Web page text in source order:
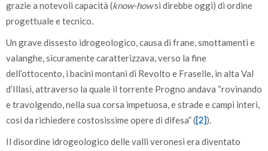
grazie a notevoli capacità (know-howsi direbbe oggi) di ordine
progettuale e tecnico.
Un grave dissesto idrogeologico, causa di frane, smottamenti e
valanghe, sicuramente caratterizzava, verso la fine
dell’ottocento, i bacini montani di Revolto e Fraselle, in alta Val
d’Illasi, attraverso la quale il torrente Progno andava “rovinando
e travolgendo, nella sua corsa impetuosa, e strade e campi interi,
così da richiedere costosissime opere di difesa” ([2]).
Il disordine idrogeologico delle valli veronesi era diventato